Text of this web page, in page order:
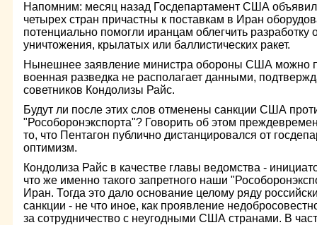
Напомним: месяц назад Госдепартамент США
четырех стран причастны к поставкам в Иран
потенциально помогли иранцам облегчить разработку
уничтожения, крылатых или баллистических ракет.
Нынешнее заявление министра обороны США можно
военная разведка не располагает данными,
советников Кондолизы Райс.
Будут ли после этих слов отменены санкции США
"Рособоронэкспорта"? Говорить об этом
то, что Пентагон публично дистанцировался от
оптимизм.
Кондолиза Райс в качестве главы ведомства -
что же именно такого запретного наши
Иран. Тогда это дало основание целому ряду
санкции - не что иное, как проявление
за сотрудничество с неугодными США странами. В